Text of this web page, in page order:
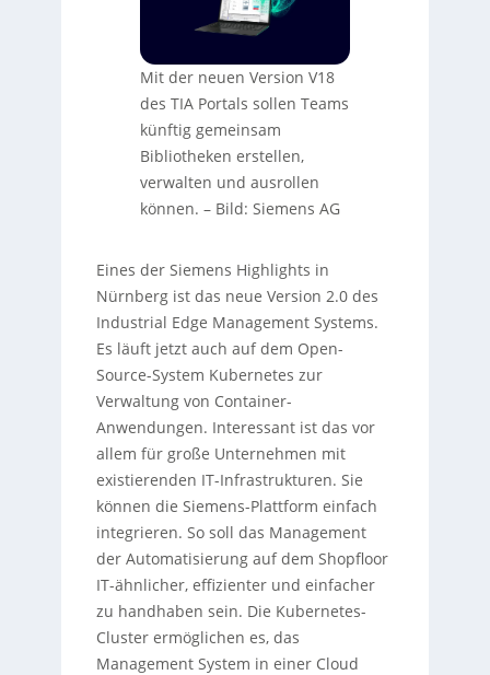
Mit der neuen Version V18
des TIA Portals sollen Teams
künftig gemeinsam
Bibliotheken erstellen,
verwalten und ausrollen
können. – Bild: Siemens AG
Eines der Siemens Highlights in
Nürnberg ist das neue Version 2.0 des
Industrial Edge Management Systems.
Es läuft jetzt auch auf dem Open-
Source-System Kubernetes zur
Verwaltung von Container-
Anwendungen. Interessant ist das vor
allem für große Unternehmen mit
existierenden IT-Infrastrukturen. Sie
können die Siemens-Plattform einfach
integrieren. So soll das Management
der Automatisierung auf dem Shopfloor
IT-ähnlicher, effizienter und einfacher
zu handhaben sein. Die Kubernetes-
Cluster ermöglichen es, das
Management System in einer Cloud